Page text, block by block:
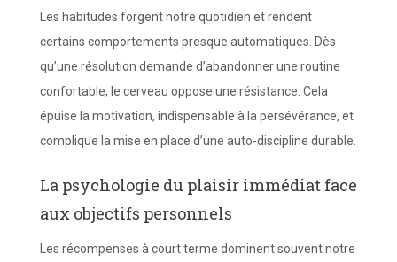
Les habitudes forgent notre quotidien et rendent
certains comportements presque automatiques. Dès
qu’une résolution demande d’abandonner une routine
confortable, le cerveau oppose une résistance. Cela
épuise la motivation, indispensable à la persévérance, et
complique la mise en place d’une auto-discipline durable.
La psychologie du plaisir immédiat face
aux objectifs personnels
Les récompenses à court terme dominent souvent notre